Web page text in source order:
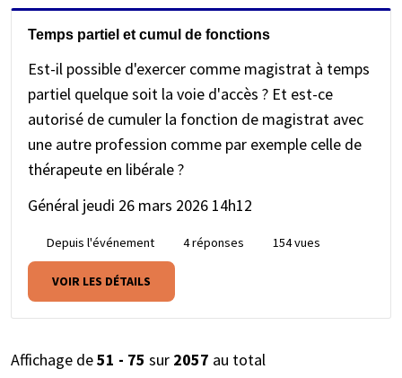
Temps partiel et cumul de fonctions
Est-il possible d'exercer comme magistrat à temps
partiel quelque soit la voie d'accès ? Et est-ce
autorisé de cumuler la fonction de magistrat avec
une autre profession comme par exemple celle de
thérapeute en libérale ?
Général jeudi 26 mars 2026 14h12
Depuis l'événement 4 réponses 154 vues
VOIR LES DÉTAILS
Affichage de51 - 75 sur 2057 au total